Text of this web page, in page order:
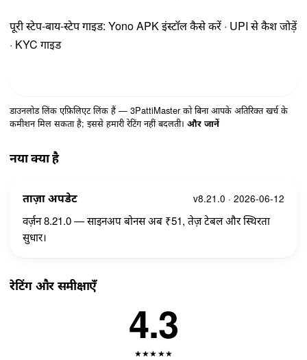
पूरी स्टेप-बाय-स्टेप गाइड: Yono APK इंस्टॉल कैसे करें · UPI से कैश जोड़ें
· KYC गाइड
डाउनलोड लिंक एफ़िलिएट लिंक हैं — 3PattiMaster को बिना आपके अतिरिक्त खर्च के
कमीशन मिल सकता है; इससे हमारी रेटिंग नहीं बदलती। और जानें
नया क्या है
ताज़ा अपडेट v8.21.0 · 2026-06-12
वर्ज़न 8.21.0 — साइनअप बोनस अब ₹51, तेज़ टेबल और स्थिरता
सुधार।
रेटिंग और समीक्षाएँ
4.3
★★★★★